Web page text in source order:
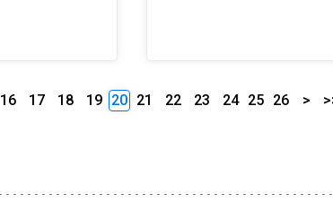
16 17 18 19 20 21 22 23 24 25 26 >